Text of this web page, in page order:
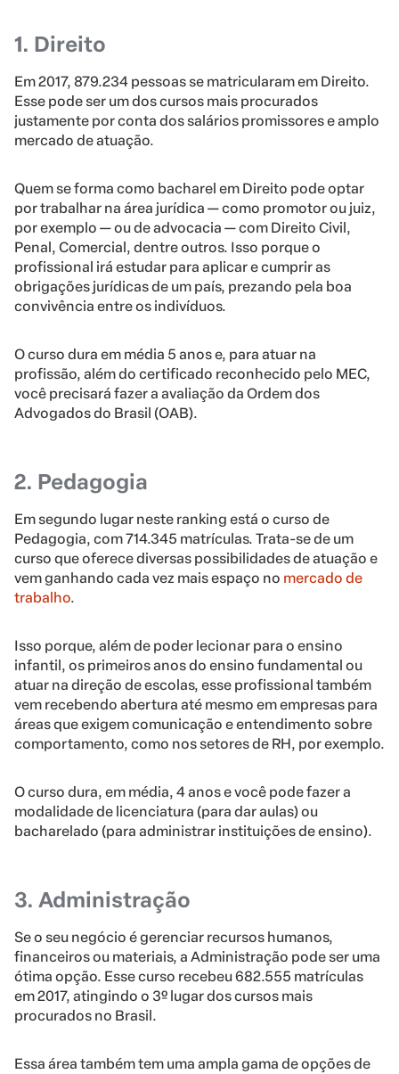
1. Direito
Em 2017, 879.234 pessoas se matricularam em Direito.
Esse pode ser um dos cursos mais procurados
justamente por conta dos salários promissores e amplo
mercado de atuação.
Quem se forma como bacharel em Direito pode optar
por trabalhar na área jurídica — como promotor ou juiz,
por exemplo — ou de advocacia — com Direito Civil,
Penal, Comercial, dentre outros. Isso porque o
profissional irá estudar para aplicar e cumprir as
obrigações jurídicas de um país, prezando pela boa
convivência entre os indivíduos.
O curso dura em média 5 anos e, para atuar na
profissão, além do certificado reconhecido pelo MEC,
você precisará fazer a avaliação da Ordem dos
Advogados do Brasil (OAB).
2. Pedagogia
Em segundo lugar neste ranking está o curso de
Pedagogia, com 714.345 matrículas. Trata-se de um
curso que oferece diversas possibilidades de atuação e
vem ganhando cada vez mais espaço no mercado de
trabalho.
Isso porque, além de poder lecionar para o ensino
infantil, os primeiros anos do ensino fundamental ou
atuar na direção de escolas, esse profissional também
vem recebendo abertura até mesmo em empresas para
áreas que exigem comunicação e entendimento sobre
comportamento, como nos setores de RH, por exemplo.
O curso dura, em média, 4 anos e você pode fazer a
modalidade de licenciatura (para dar aulas) ou
bacharelado (para administrar instituições de ensino).
3. Administração
Se o seu negócio é gerenciar recursos humanos,
financeiros ou materiais, a Administração pode ser uma
ótima opção. Esse curso recebeu 682.555 matrículas
em 2017, atingindo o 3º lugar dos cursos mais
procurados no Brasil.
Essa área também tem uma ampla gama de opções de